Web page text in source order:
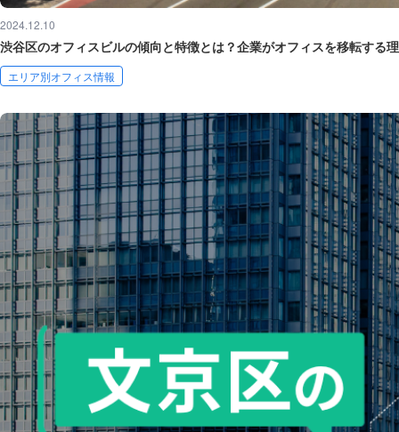
2024.12.10
渋谷区のオフィスビルの傾向と特徴とは？企業がオフィスを移転する
エリア別オフィス情報